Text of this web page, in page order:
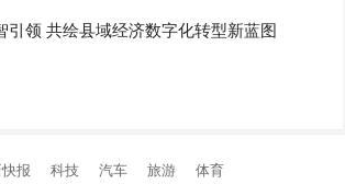
引领 共绘县域经济数字化转型新蓝图
报 科技 汽车 旅游 体育